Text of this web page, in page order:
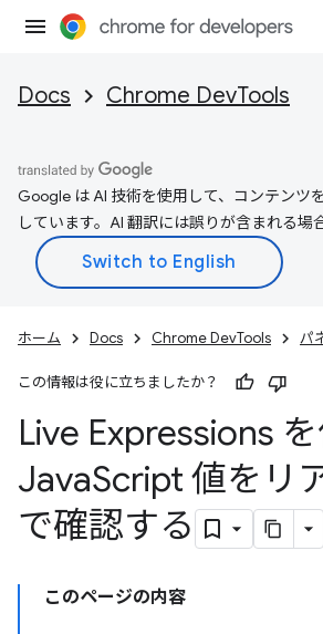
Docs Chrome DevTools
Google は AI 技術を使用して、コンテンツ
しています。AI 翻訳には誤りが含まれる場
ホーム Docs Chrome DevTools パ
この情報は役に立ちましたか？
Live Expressions
JavaScript 値をリ
で確認する
このページの内容